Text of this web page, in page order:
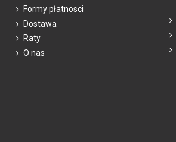
Formy płatnosci
Dostawa
Raty
O nas